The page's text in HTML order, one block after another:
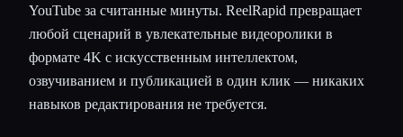
YouTube за считанные минуты. ReelRapid превращает
любой сценарий в увлекательные видеоролики в
формате 4K с искусственным интеллектом,
озвучиванием и публикацией в один клик — никаких
навыков редактирования не требуется.